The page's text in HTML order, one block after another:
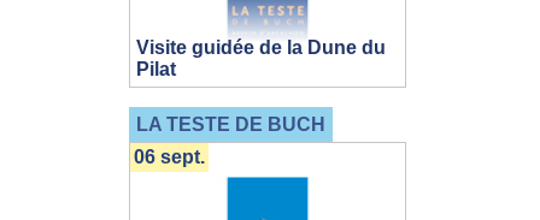
Visite guidée de la Dune du
Pilat
LA TESTE DE BUCH
06 sept.